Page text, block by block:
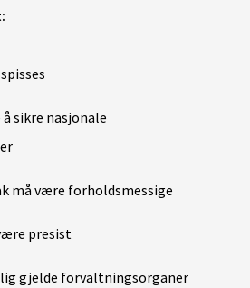
sikre nasjonale
må være forholdsmessige
presist
gjelde forvaltningsorganer